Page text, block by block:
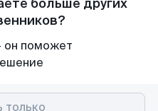
больше других
он поможет